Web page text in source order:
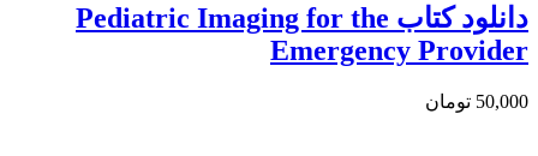
دانلود کتاب Pediatric Imaging for the
Emergency Provider
50,000 تومان